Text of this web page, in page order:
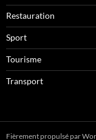
Restauration
Sport
Tourisme
Transport
Fièrement propulsé par